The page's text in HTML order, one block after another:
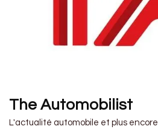
The Automobilist
L'actualité automobile et plus encore